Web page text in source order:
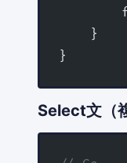
    }
}
Select文（